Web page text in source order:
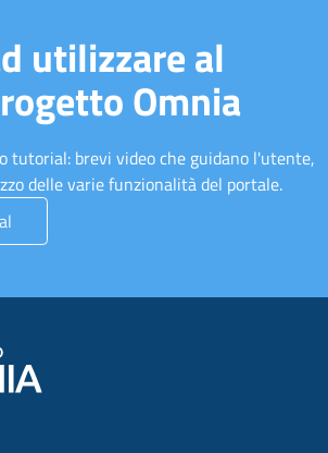
utilizzare al
Omnia
tutorial: brevi video che guidano l'utente,
delle varie funzionalità del portale.